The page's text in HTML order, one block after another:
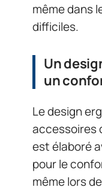
même dans
difficiles.
Un
un
Le design
accessoires
est élaboré
pour le
même lors